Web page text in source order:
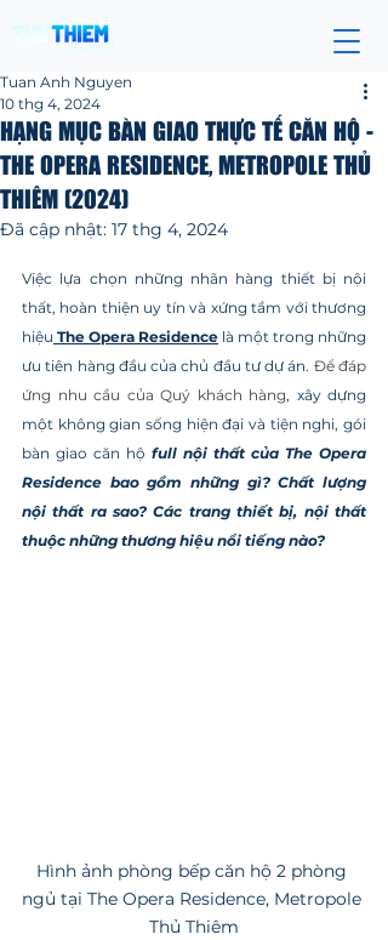
HẠNG MỤC BÀN GIAO THỰC TẾ CĂN HỘ -
THE OPERA RESIDENCE, METROPOLE THỦ
THIÊM (2024)
Tuan Anh Nguyen
10 thg 4, 2024
Đã cập nhật: 17 thg 4, 2024
Việc lựa chọn những nhãn hàng thiết bị nội
thất, hoàn thiện uy tín và xứng tầm với thương
hiệu The Opera Residence là một trong những
ưu tiên hàng đầu của chủ đầu tư dự án. Để đáp
ứng nhu cầu của Quý khách hàng, xây dựng
một không gian sống hiện đại và tiện nghi, gói
bàn giao căn hộ full nội thất của The Opera
Residence bao gồm những gì? Chất lượng
nội thất ra sao? Các trang thiết bị, nội thất
thuộc những thương hiệu nổi tiếng nào?
Hình ảnh phòng bếp căn hộ 2 phòng
ngủ tại The Opera Residence, Metropole
Thủ Thiêm